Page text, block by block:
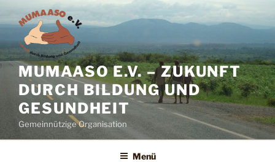
Inhalt
springen
MUMAASO E.V. – ZUKUNFT
DURCH BILDUNG UND
GESUNDHEIT
Gemeinnützige Organisation
Menü